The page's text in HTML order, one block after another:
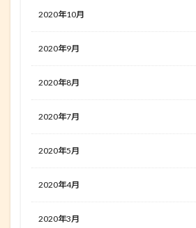
2020年10月
2020年9月
2020年8月
2020年7月
2020年5月
2020年4月
2020年3月